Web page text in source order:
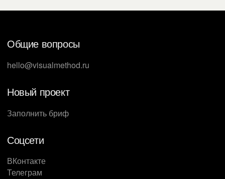
Общие вопросы
hello@visualmethod.ru
Новый проект
Заполнить бриф
Соцсети
ВКонтакте
Телеграм